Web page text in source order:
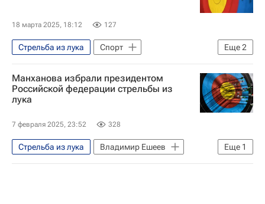
18 марта 2025, 18:12 127
Еще2
Стрельба из лука
Спорт
Юнус-Бек Евкуров
Юрий Зубарев
Манханова избрали президентом
Российской федерации стрельбы из
лука
7 февраля 2025, 23:52 328
Еще 1
Стрельба из лука
Владимир Ешеев
Спорт